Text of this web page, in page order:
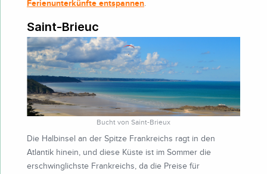
Ferienunterkünfte entspannen.
Saint-Brieuc
Bucht von Saint-Brieux
Die Halbinsel an der Spitze Frankreichs ragt in den
Atlantik hinein, und diese Küste ist im Sommer die
erschwinglichste Frankreichs, da die Preise für